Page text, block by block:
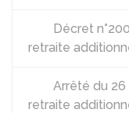
Décret
retraite
Arrêté du
retraite